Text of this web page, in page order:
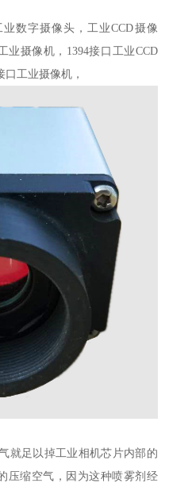
数字摄像头，工业CCD摄像
业摄像机，1394接口工业CCD
工业摄像机，
就足以掉工业相机芯片内部的
压缩空气，因为这种喷雾剂经